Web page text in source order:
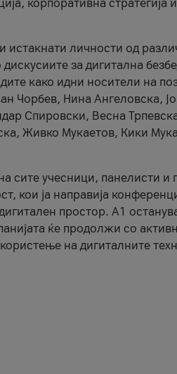
корпоративна
истакнати личности од
за дигитална
како идни носители на
Чорбев, Нина Ангеловска,
Спировски, Весна
Живко Мукаетов, Кики
сите учесници, панелисти и
кои ја направија
простор. А1
ќе продолжи со
на дигиталните